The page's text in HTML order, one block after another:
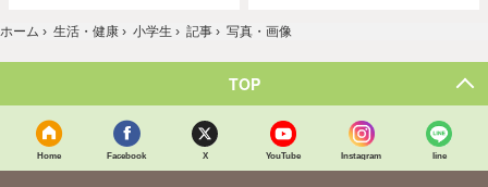
ホーム › 生活・健康 › 小学生 › 記事 › 写真・画像
TOP
Home Facebook X YouTube Instagram line